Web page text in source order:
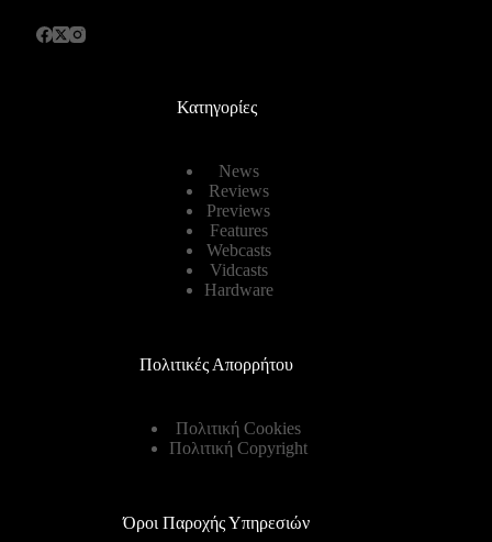
Κατηγορίες
News
Reviews
Previews
Features
Webcasts
Vidcasts
Hardware
Πολιτικές Απορρήτου
Πολιτική Cookies
Πολιτική Copyright
Όροι Παροχής Υπηρεσιών